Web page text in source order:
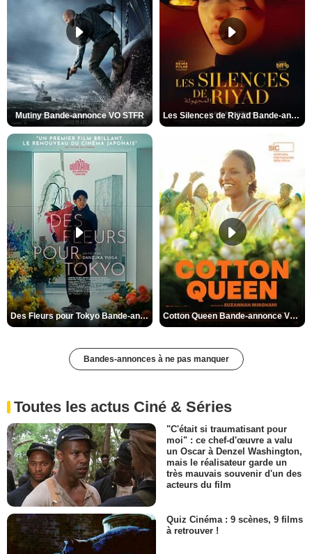
Mutiny Bande-annonce VO STFR Les Silences de Riyad Bande-annonce VO STFR
Des Fleurs pour Tokyo Bande-annonce VO STFR Cotton Queen Bande-annonce VO STFR
Bandes-annonces à ne pas manquer
Toutes les actus Ciné & Séries
"C'était si traumatisant pour
moi" : ce chef-d'œuvre a valu
un Oscar à Denzel Washington,
mais le réalisateur garde un
très mauvais souvenir d'un des
acteurs du film
Quiz Cinéma : 9 scènes, 9 films
à retrouver !